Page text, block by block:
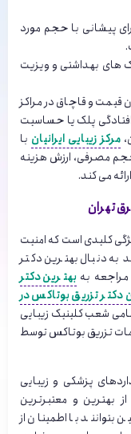
پیشانی با حجم مورد
های بهداشتی و ویزیت
قیمت و قاچاق در مراکز
افتادگی پلک یا حساسیت
مرکز زیبایی ایرانیان با
حجم مصرفی، ارزش هزینه
می کند.
تهران
کلیدی است که امنیت
به دنبال بهترین دکتر
به بهترین دکتر
دکتر تزریق بوتاکس در
شعب کلینیک زیبایی
تزریق بوتاکس توسط
پزشکی و زیبایی
بهترین و معتبرترین
با اطمینان از